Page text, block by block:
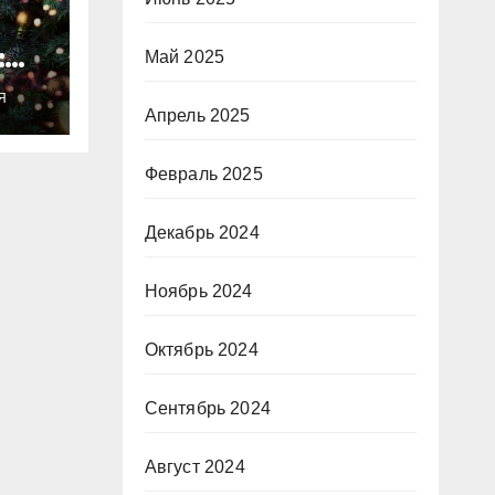
Май 2025
Апрель 2025
Февраль 2025
Декабрь 2024
Ноябрь 2024
Октябрь 2024
Сентябрь 2024
Август 2024